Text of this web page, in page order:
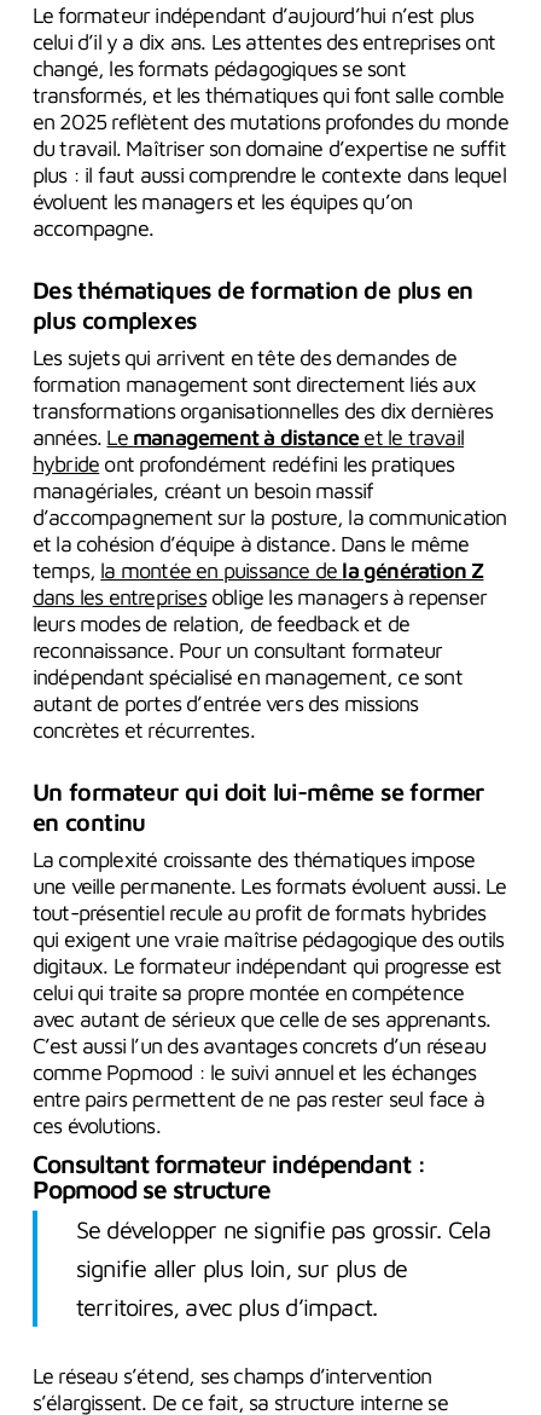
Le formateur indépendant d’aujourd’hui n’est plus
celui d’il y a dix ans. Les attentes des entreprises ont
changé, les formats pédagogiques se sont
transformés, et les thématiques qui font salle comble
en 2025 reflètent des mutations profondes du monde
du travail. Maîtriser son domaine d’expertise ne suffit
plus : il faut aussi comprendre le contexte dans lequel
évoluent les managers et les équipes qu’on
accompagne.
Des thématiques de formation de plus en
plus complexes
Les sujets qui arrivent en tête des demandes de
formation management sont directement liés aux
transformations organisationnelles des dix dernières
années. Le management à distanceet le travail
hybride ont profondément redéfini les pratiques
managériales, créant un besoin massif
d’accompagnement sur la posture, la communication
et la cohésion d’équipe à distance. Dans le même
temps, la montée en puissance de la génération Z
dans les entreprisesoblige les managers à repenser
leurs modes de relation, de feedback et de
reconnaissance. Pour un consultant formateur
indépendant spécialisé en management, ce sont
autant de portes d’entrée vers des missions
concrètes et récurrentes.
Un formateur qui doit lui-même se former
en continu
La complexité croissante des thématiques impose
une veille permanente. Les formats évoluent aussi. Le
tout-présentiel recule au profit de formats hybrides
qui exigent une vraie maîtrise pédagogique des outils
digitaux. Le formateur indépendant qui progresse est
celui qui traite sa propre montée en compétence
avec autant de sérieux que celle de ses apprenants.
C’est aussi l’un des avantages concrets d’un réseau
comme Popmood : le suivi annuel et les échanges
entre pairs permettent de ne pas rester seul face à
ces évolutions.
Consultant formateur indépendant :
Popmood se structure
Se développer ne signifie pas grossir. Cela
signifie aller plus loin, sur plus de
territoires, avec plus d’impact.
Le réseau s’étend, ses champs d’intervention
s’élargissent. De ce fait, sa structure interne se